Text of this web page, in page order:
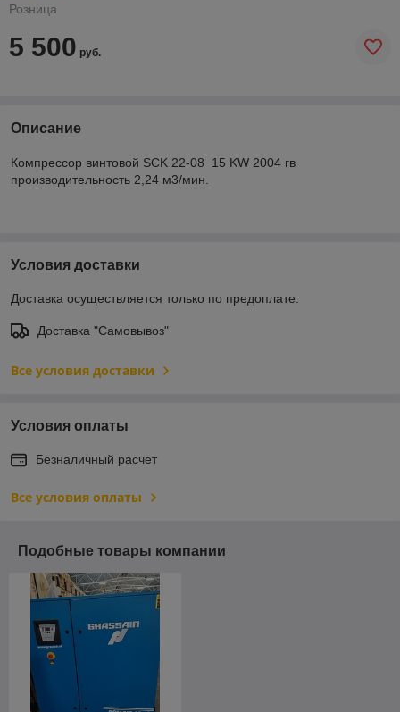
Розница
5 500 руб.
Описание
Компрессор винтовой SCK 22-08 15 KW 2004 гв
производительность 2,24 м3/мин.
Условия доставки
Доставка осуществляется только по предоплате.
Доставка "Самовывоз"
Все условия доставки
Условия оплаты
Безналичный расчет
Все условия оплаты
Подобные товары компании